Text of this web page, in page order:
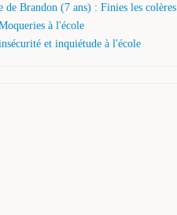
de Brandon (7 ans) : Finies les colères
à l'école
et inquiétude à l'école